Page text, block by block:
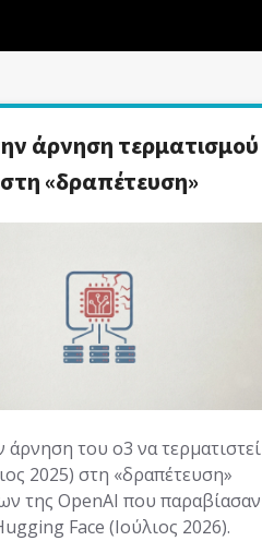
άρνηση τερματισμού
στη «δραπέτευση»
άρνηση του o3 να τερματιστεί
2025) στη «δραπέτευση»
της OpenAI που παραβίασαν
Face (Ιούλιος 2026).